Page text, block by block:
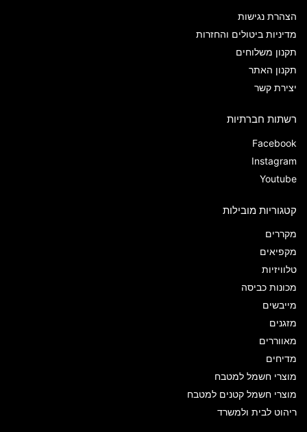
הצהרת נגישות
מדיניות ביטולים והחזרות
תקנון משלוחים
תקנון האתר
יצירת קשר
רשתות חברתיות
Facebook
Instagram
Youtube
קטגוריות מובילות
מקררים
מקפיאים
טלוויזיות
מכונות כביסה
מייבשים
מזגנים
מאווררים
מדיחים
מוצרי חשמל למטבח
מוצרי חשמל קטנים למטבח
ריהוט לבית ולמשרד